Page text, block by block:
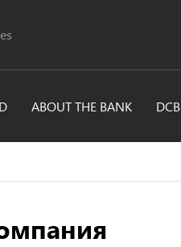
ABOUT THE BANK